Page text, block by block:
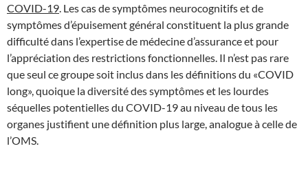
COVID-19 . Les cas de symptômes neurocognitifs et de
symptômes d’épuisement général constituent la plus grande
difficulté dans l’expertise de médecine d’assurance et pour
l’appréciation des restrictions fonctionnelles. Il n’est pas rare
que seul ce groupe soit inclus dans les définitions du «COVID
long», quoique la diversité des symptômes et les lourdes
séquelles potentielles du COVID-19 au niveau de tous les
organes justifient une définition plus large, analogue à celle de
l’OMS.